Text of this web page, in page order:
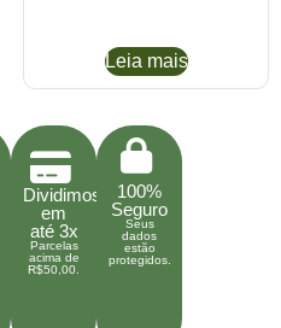
Leia mais
Dividimos
em
até 3x
Parcelas
acima de
R$50,00.
100%
Seguro
Seus
dados
estão
protegidos.